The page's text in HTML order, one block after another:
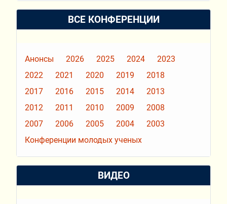
ВСЕ КОНФЕРЕНЦИИ
Анонсы 2026 2025 2024
2023
2022
2021 2020 2019
2018
2017
2016 2015 2014
2013
2012
2011 2010 2009
2008
2007
2006 2005 2004
2003
Конференции молодых ученых
ВИДЕО